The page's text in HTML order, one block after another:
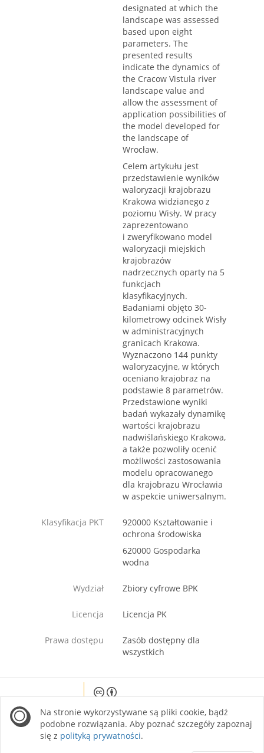
designated at which the
landscape was assessed
based upon eight
parameters. The
presented results
indicate the dynamics of
the Cracow Vistula river
landscape value and
allow the assessment of
application possibilities of
the model developed for
the landscape of
Wrocław.
Celem artykułu jest
przedstawienie wyników
waloryzacji krajobrazu
Krakowa widzianego z
poziomu Wisły. W pracy
zaprezentowano
i zweryfikowano model
waloryzacji miejskich
krajobrazów
nadrzecznych oparty na 5
funkcjach
klasyfikacyjnych.
Badaniami objęto 30-
kilometrowy odcinek Wisły
w administracyjnych
granicach Krakowa.
Wyznaczono 144 punkty
waloryzacyjne, w których
oceniano krajobraz na
podstawie 8 parametrów.
Przedstawione wyniki
badań wykazały dynamikę
wartości krajobrazu
nadwiślańskiego Krakowa,
a także pozwoliły ocenić
możliwości zastosowania
modelu opracowanego
dla krajobrazu Wrocławia
w aspekcie uniwersalnym.
Klasyfikacja PKT
920000 Kształtowanie i
ochrona środowiska
620000 Gospodarka
wodna
Wydział Zbiory cyfrowe BPK
Licencja Licencja PK
Prawa dostępu
Zasób dostępny dla
wszystkich
site is licensed under a Creative Commons
Attribution 4.0 International license.
Na stronie wykorzystywane są pliki cookie, bądź
podobne rozwiązania. Aby poznać szczegóły zapoznaj
się z polityką prywatności.